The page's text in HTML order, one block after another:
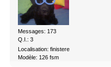
Messages: 173
Q.I.: 3
Localisation: finistere
Modèle: 126 fsm